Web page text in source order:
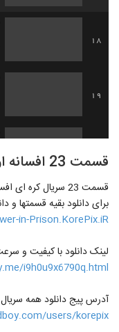
18
19
21
23
قسمت 23 افسانه اوک نیو از شبکه سه HD
قسمت 23 سریال کره ای افسانه اوک نیو با دوبله فارسی شبکه سه HD :)
برای دانلود بقیه قسمتها و
in-Prison.KorePix.iR
لینک دانلود با کیفیت و
i9h0u9x6790q.html
آدرس پیج دانلود همه
users/korepix